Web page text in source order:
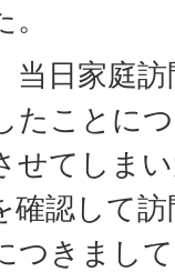
当日家庭
たことに
せてしま
確認して
つきまし